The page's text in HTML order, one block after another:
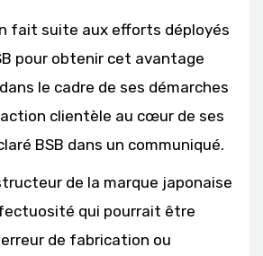
fait suite aux efforts déployés
pour obtenir cet avantage
le cadre de ses démarches
clientèle au cœur de ses
BSB dans un communiqué.
de la marque japonaise
qui pourrait être
de fabrication ou